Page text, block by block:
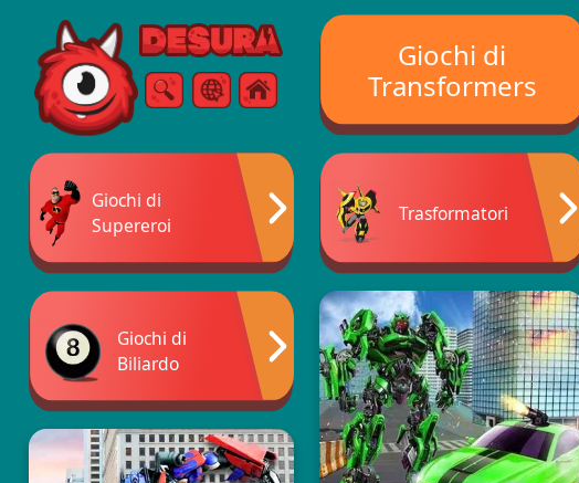
Free Online Games
RicercaMenù
Giochi di
Transformers
Giochi di
Supereroi
Trasformatori
Giochi di
Biliardo